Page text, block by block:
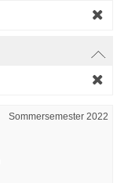
Sommersemester 2022